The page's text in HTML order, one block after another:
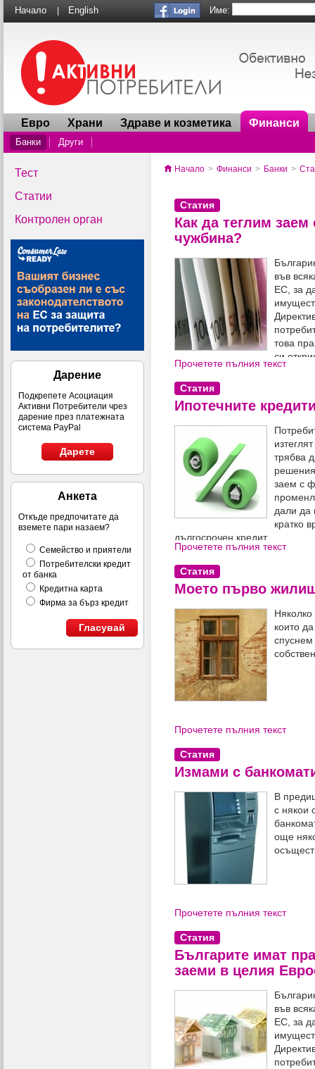
Начало English Име:
Евро Храни Здраве и козметика Финанси
Банки Други
Тест
Статии
Контролен орган
Дарение
Подкрепете Асоциация
Активни Потребители чрез
дарение през платежната
система PayPal
Дарете
Анкета
Откъде предпочитате да
вземете пари назаем?
Семейство и приятели
Потребителски кредит
от банка
Кредитна карта
Фирма за бърз кредит
Гласувай
Начало > Финанси > Банки >
Статия
Как да теглим заем
чужбина?
във
ЕС, за
това
си
чуждестранна банка и да
съответната процедура.
Прочетете пълния текст
Статия
Ипотечните
трябва
заем с
дали да
кратко
дългосрочен кредит.
Прочетете пълния текст
Статия
Моето първо
които
спуснем
Прочетете пълния текст
Статия
Измами с
В
с някои
още
Прочетете пълния текст
Статия
Българите имат
заеми в целия
във
ЕС, за